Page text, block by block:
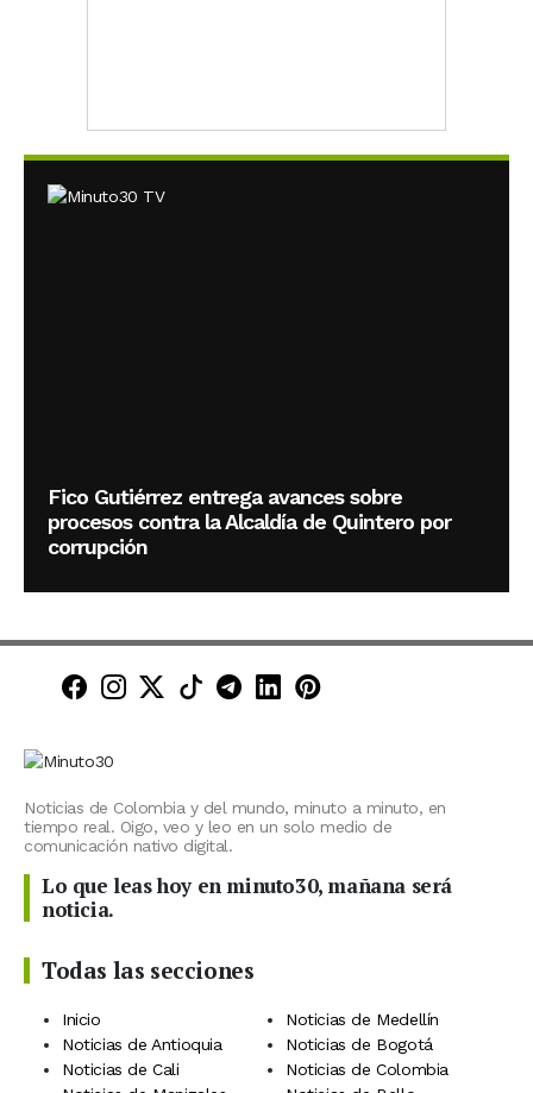
Fico Gutiérrez entrega avances sobre
procesos contra la Alcaldía de Quintero por
corrupción
Minuto30 en Facebook
Minuto30 en Instagram
Minuto30 en X (Twitter)
Minuto30 en TikTok
Canal de Minuto30 en
Minuto30 en LinkedIn
Minuto30 en
Noticias de Colombia y del mundo, minuto a minuto, en
tiempo real. Oigo, veo y leo en un solo medio de
comunicación nativo digital.
Lo que leas hoy en minuto30, mañana será
noticia.
Todas las secciones
Inicio
Noticias de Medellín
Noticias de Antioquia
Noticias de Bogotá
Noticias de Cali
Noticias de Colombia